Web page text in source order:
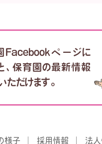
Facebookページに
と、保育園の最新情報
ただけます。
様子 採用情報 法